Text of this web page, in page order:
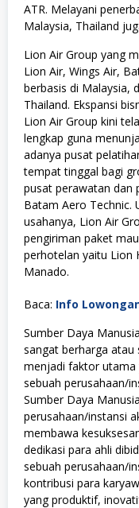
ATR. Melayani
Malaysia, Thailand
Lion Air Group yang
Lion Air, Wings Air,
berbasis di Malaysia,
Thailand. Ekspansi
Lion Air Group kini
lengkap guna
adanya pusat
tempat tinggal bagi
pusat perawatan dan
Batam Aero Technic.
usahanya, Lion Air
pengiriman paket
perhotelan yaitu Lion
Manado.
Baca: Info
Sumber Daya
sangat berharga atau
menjadi faktor utama
sebuah perusahaan/
Sumber Daya
perusahaan/instansi
membawa
dedikasi para ahli
sebuah perusahaan/
kontribusi para
yang produktif,